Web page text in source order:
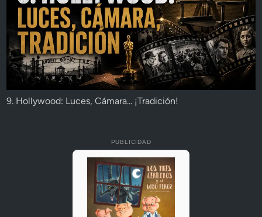
9. Hollywood: Luces, Cámara... ¡Tradición!
PUBLICIDAD